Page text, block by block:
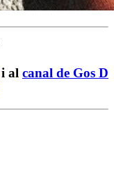
i al canal de Gos D